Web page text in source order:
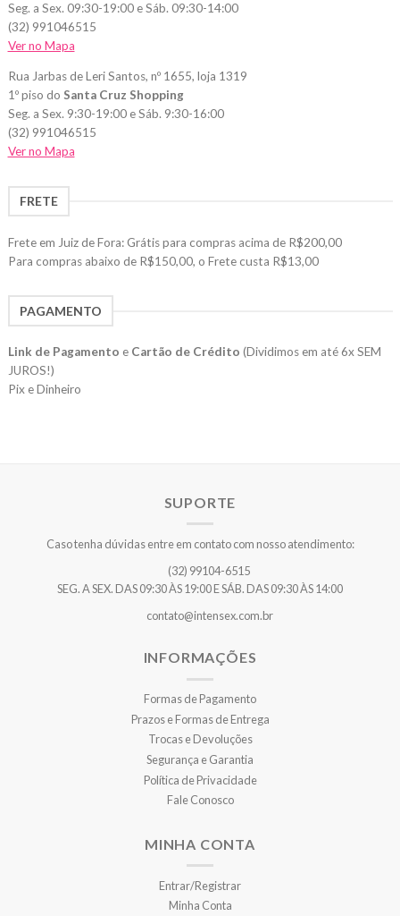
Seg. a Sex. 09:30-19:00 e Sáb. 09:30-14:00
(32) 991046515
Ver no Mapa
Rua Jarbas de Leri Santos, nº 1655, loja 1319
1º piso do Santa Cruz Shopping
Seg. a Sex. 9:30-19:00 e Sáb. 9:30-16:00
(32) 991046515
Ver no Mapa
FRETE
Frete em Juiz de Fora: Grátis para compras acima de R$200,00
Para compras abaixo de R$150,00, o Frete custa R$13,00
PAGAMENTO
Link de Pagamento e Cartão de Crédito (Dividimos em até 6x SEM
JUROS!)
Pix e Dinheiro
SUPORTE
Caso tenha dúvidas entre em contato com nosso atendimento:
(32) 99104-6515
SEG. A SEX. DAS 09:30 ÀS 19:00 E SÁB. DAS 09:30 ÀS 14:00
contato@intensex.com.br
INFORMAÇÕES
Formas de Pagamento
Prazos e Formas de Entrega
Trocas e Devoluções
Segurança e Garantia
Política de Privacidade
Fale Conosco
MINHA CONTA
Entrar/Registrar
Minha Conta